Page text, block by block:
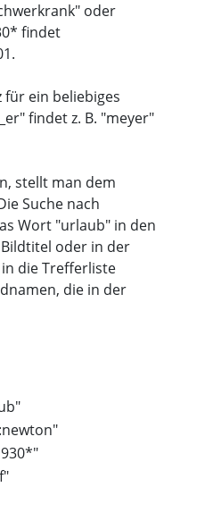
oder
findet
für ein beliebiges
findet z. B. "meyer"
stellt man dem
Suche nach
Wort "urlaub" in den
oder in der
die Trefferliste
die in der